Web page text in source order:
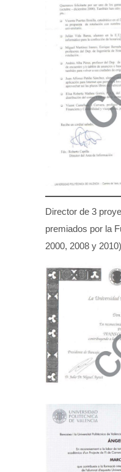
Director de 3
premiados por la
2000, 2008 y 2010)